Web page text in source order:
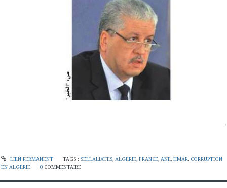
LIEN PERMANENT TAGS : SELLALIATES, ALGERIE, FRANCE, ANE, HMAR, CORRUPTION
EN ALGERIE
0 COMMENTAIRE